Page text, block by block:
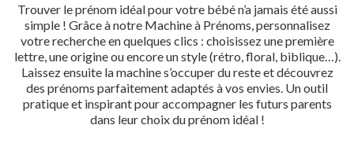
Trouver le prénom idéal pour votre bébé n’a jamais été aussi
simple ! Grâce à notre Machine à Prénoms, personnalisez
votre recherche en quelques clics : choisissez une première
lettre, une origine ou encore un style (rétro, floral, biblique…).
Laissez ensuite la machine s’occuper du reste et découvrez
des prénoms parfaitement adaptés à vos envies. Un outil
pratique et inspirant pour accompagner les futurs parents
dans leur choix du prénom idéal !